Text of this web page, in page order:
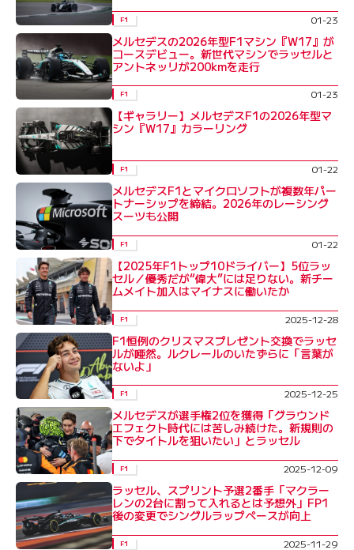
F1 01-23
メルセデスの2026年型F1マシン『W17』が
コースデビュー。新世代マシンでラッセルと
アントネッリが200kmを走行
F1 01-23
【ギャラリー】メルセデスF1の2026年型マ
シン『W17』カラーリング
F1 01-22
メルセデスF1とマイクロソフトが複数年パー
トナーシップを締結。2026年のレーシング
スーツも公開
F1 01-22
【2025年F1トップ10ドライバー】5位ラッ
セル／優秀だが“偉大”には足りない。新チー
ムメイト加入はマイナスに働いたか
F1 2025-12-28
F1恒例のクリスマスプレゼント交換でラッセ
ルが唖然。ルクレールのいたずらに「言葉が
ないよ」
F1 2025-12-25
メルセデスが選手権2位を獲得「グラウンド
エフェクト時代には苦しみ続けた。新規則の
下でタイトルを狙いたい」とラッセル
F1 2025-12-09
ラッセル、スプリント予選2番手「マクラー
レンの2台に割って入れるとは予想外」FP1
後の変更でシングルラップペースが向上
F1 2025-11-29